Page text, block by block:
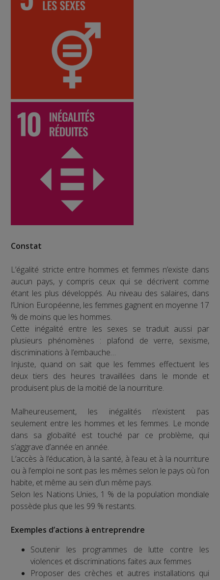
Constat
L’égalité stricte entre hommes et femmes n’existe dans
aucun pays, y compris ceux qui se décrivent comme
étant les plus développés. Au niveau des salaires, dans
l’Union Européenne, les femmes gagnent en moyenne 17
% de moins que les hommes.
Cette inégalité entre les sexes se traduit aussi par
plusieurs phénomènes : plafond de verre, sexisme,
discriminations à l’embauche…
Injuste, quand on sait que les femmes effectuent les
deux tiers des heures travaillées dans le monde et
produisent plus de la moitié de la nourriture.
Malheureusement, les inégalités n’existent pas
seulement entre les hommes et les femmes. Le monde
dans sa globalité est touché par ce problème, qui
s’aggrave d’année en année.
L’accès à l’éducation, à la santé, à l’eau et à la nourriture
ou à l’emploi ne sont pas les mêmes selon le pays où l’on
habite, et même au sein d’un même pays.
Selon les Nations Unies, 1 % de la population mondiale
possède plus que les 99 % restants.
Exemples d’actions à entreprendre
Soutenir les programmes de lutte contre les
violences et discriminations faites aux femmes
Proposer des crèches et autres installations qui